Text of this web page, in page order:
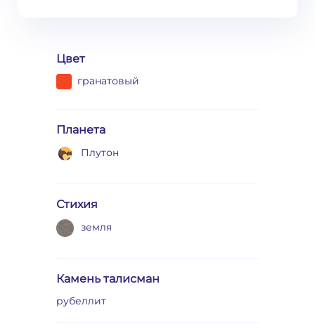
Цвет
гранатовый
Планета
Плутон
Стихия
земля
Камень талисман
рубеллит